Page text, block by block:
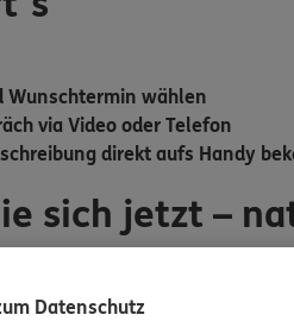
Wunschtermin wählen
via Video oder Telefon
direkt aufs Handy
sich jetzt –
Datenschutz